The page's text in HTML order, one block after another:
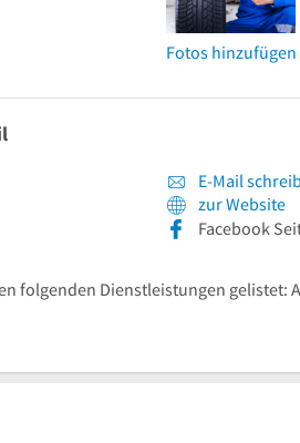
Fotos hinzufügen
E-Mail
zur Website
Facebook
folgenden Dienstleistungen gelistet: